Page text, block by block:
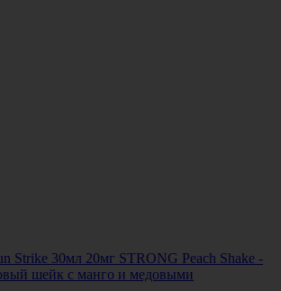
Strike 30мл 20мг STRONG Peach Shake -
шейк с манго и медовыми